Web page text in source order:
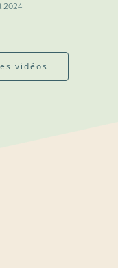
2024
vidéos